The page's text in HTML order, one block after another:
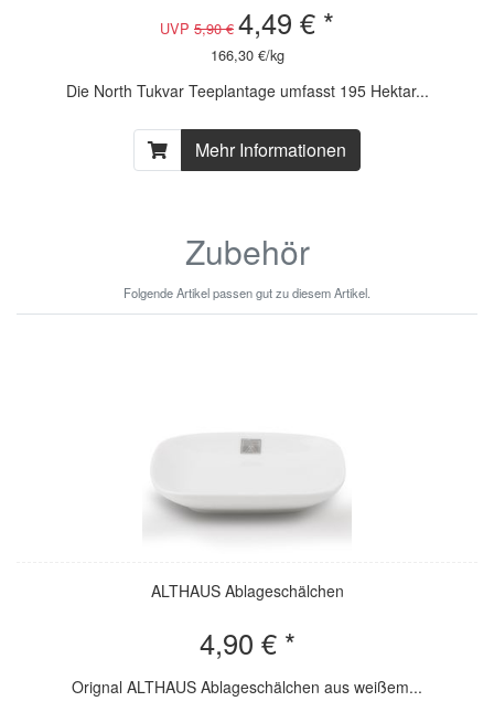
UVP 5,90 € 4,49 € *
166,30 €/kg
Die North Tukvar Teeplantage umfasst 195 Hektar...
Mehr Informationen
Zubehör
Folgende Artikel passen gut zu diesem Artikel.
ALTHAUS Ablageschälchen
4,90 € *
Orignal ALTHAUS Ablageschälchen aus weißem...